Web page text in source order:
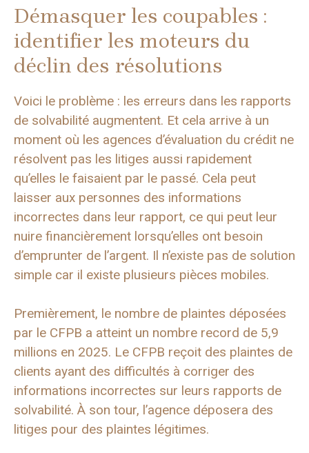
Démasquer les coupables :
identifier les moteurs du
déclin des résolutions
Voici le problème : les erreurs dans les rapports
de solvabilité augmentent. Et cela arrive à un
moment où les agences d’évaluation du crédit ne
résolvent pas les litiges aussi rapidement
qu’elles le faisaient par le passé. Cela peut
laisser aux personnes des informations
incorrectes dans leur rapport, ce qui peut leur
nuire financièrement lorsqu’elles ont besoin
d’emprunter de l’argent. Il n’existe pas de solution
simple car il existe plusieurs pièces mobiles.
Premièrement, le nombre de plaintes déposées
par le CFPB a atteint un nombre record de 5,9
millions en 2025. Le CFPB reçoit des plaintes de
clients ayant des difficultés à corriger des
informations incorrectes sur leurs rapports de
solvabilité. À son tour, l’agence déposera des
litiges pour des plaintes légitimes.